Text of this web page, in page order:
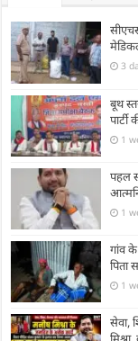
3
बूथ
1
पहल
1
गांव
पिता
1
सेवा,